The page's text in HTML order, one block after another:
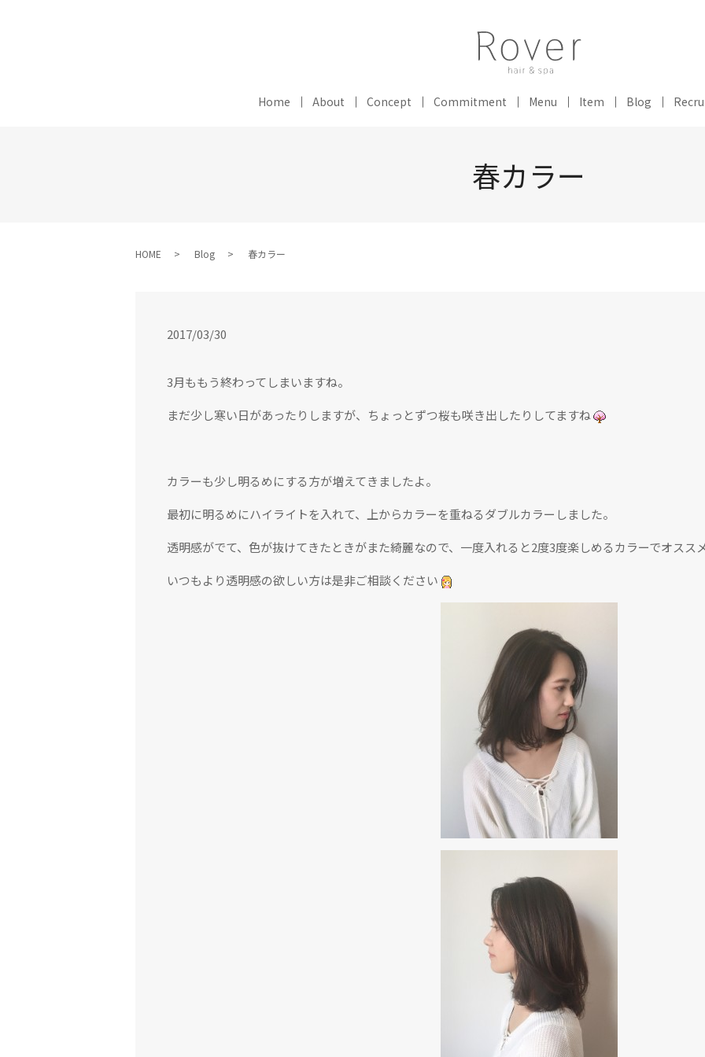
Home About Concept Commitment Menu Item Blog
春カラー
HOME Blog 春カラー
2017/03/30
3月ももう終わってしまいますね。
まだ少し寒い日があったりしますが、ちょっとずつ桜も咲き出したりしてますね
カラーも少し明るめにする方が増えてきましたよ。
最初に明るめにハイライトを入れて、上からカラーを重ねるダブルカラーしました。
透明感がでて、色が抜けてきたときがまた綺麗なので、一度入れると2度3度楽しめるカラーでオスス
いつもより透明感の欲しい方は是非ご相談ください